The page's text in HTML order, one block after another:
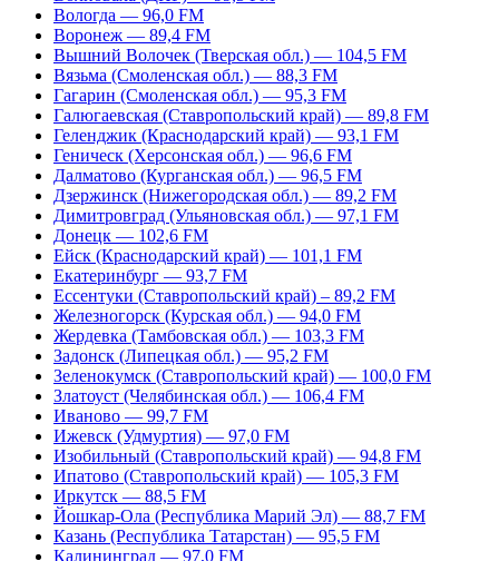
Вологда — 96,0 FM
Воронеж — 89,4 FM
Вышний Волочек (Тверская обл.) — 104,5 FM
Вязьма (Смоленская обл.) — 88,3 FM
Гагарин (Смоленская обл.) — 95,3 FM
Галюгаевская (Ставропольский край) — 89,8 FM
Геленджик (Краснодарский край) — 93,1 FM
Геническ (Херсонская обл.) — 96,6 FM
Далматово (Курганская обл.) — 96,5 FM
Дзержинск (Нижегородская обл.) — 89,2 FM
Димитровград (Ульяновская обл.) — 97,1 FM
Донецк — 102,6 FM
Ейск (Краснодарский край) — 101,1 FM
Екатеринбург — 93,7 FM
Ессентуки (Ставропольский край) – 89,2 FM
Железногорск (Курская обл.) — 94,0 FM
Жердевка (Тамбовская обл.) — 103,3 FM
Задонск (Липецкая обл.) — 95,2 FM
Зеленокумск (Ставропольский край) — 100,0 FM
Златоуст (Челябинская обл.) — 106,4 FM
Иваново — 99,7 FM
Ижевск (Удмуртия) — 97,0 FM
Изобильный (Ставропольский край) — 94,8 FM
Ипатово (Ставропольский край) — 105,3 FM
Иркутск — 88,5 FM
Йошкар-Ола (Республика Марий Эл) — 88,7 FM
Казань (Республика Татарстан) — 95,5 FM
Калининград — 97,0 FM